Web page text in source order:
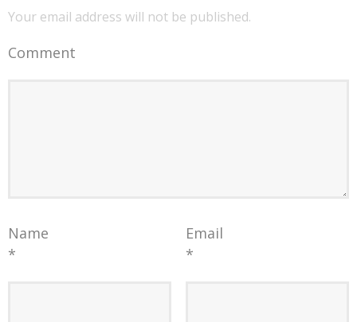
Your email address will not be published.
Comment
Name
*
Email
*